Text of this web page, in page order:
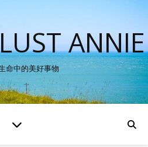
ANNIE
命中的美好事物